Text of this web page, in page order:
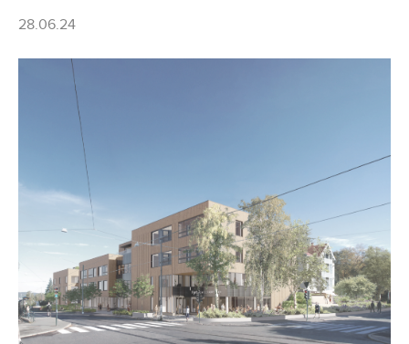
28.06.24